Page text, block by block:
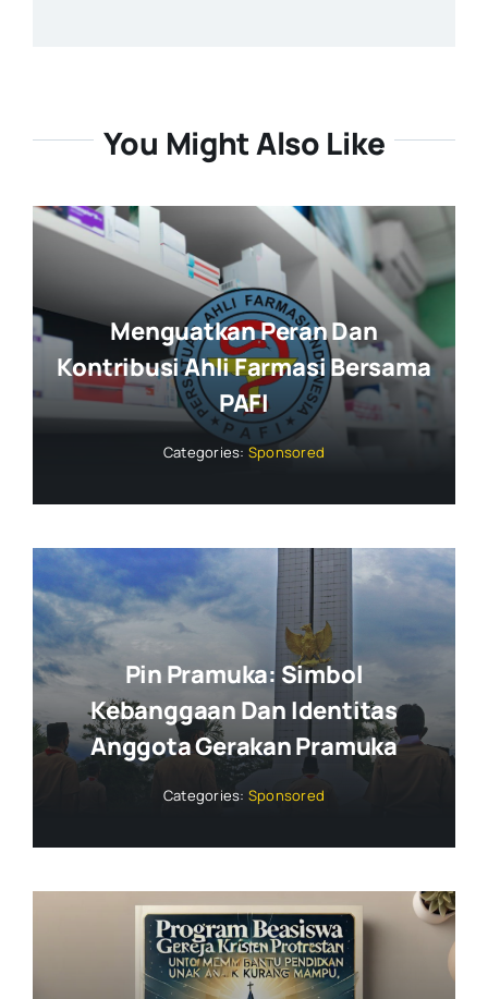
You Might Also Like
Menguatkan Peran Dan
Kontribusi Ahli Farmasi Bersama
PAFI
Categories: Sponsored
Pin Pramuka: Simbol
Kebanggaan Dan Identitas
Anggota Gerakan Pramuka
Categories: Sponsored